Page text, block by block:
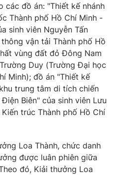
các đồ án: "Thiết kế nhánh
Thành phố Hồ Chí Minh -
sinh viên Nguyễn Tấn
vận tải Thành phố Hồ
vùng đất đỏ Đông Nam
Duy (Trường Đại học
Minh); đồ án "Thiết kế
trung tâm di tích chiến
Biên" của sinh viên Lưu
trúc Thành phố Hồ Chí
Loa Thành, chức danh
được luân phiên giữa
đó, Kiải thưởng Loa